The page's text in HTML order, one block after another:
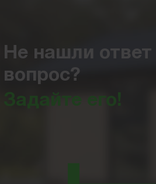
Не нашли ответ
вопрос?
Задайте его!